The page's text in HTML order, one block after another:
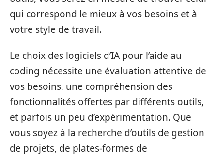
qui correspond le mieux à vos besoins et à
votre style de travail.
Le choix des logiciels d’IA pour l’aide au
coding nécessite une évaluation attentive de
vos besoins, une compréhension des
fonctionnalités offertes par différents outils,
et parfois un peu d’expérimentation. Que
vous soyez à la recherche d’outils de gestion
de projets, de plates-formes de